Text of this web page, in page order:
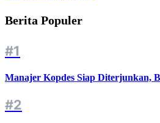
Berita Populer
#1
Manajer Kopdes Siap Diterjunkan,
#2